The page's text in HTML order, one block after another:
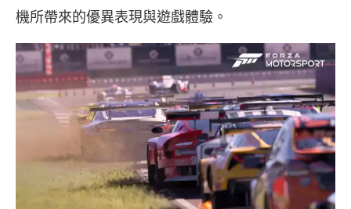
機所帶來的優異表現與遊戲體驗。